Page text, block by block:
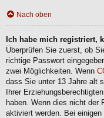
Nach oben
Ich habe mich registriert,
Überprüfen Sie zuerst, ob
richtige Passwort
zwei Möglichkeiten. Wenn
dass Sie unter 13 Jahre alt
Ihrer
haben. Wenn dies nicht
aktiviert werden. Bei